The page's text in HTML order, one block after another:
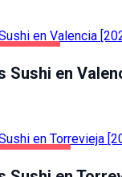
Sushi en